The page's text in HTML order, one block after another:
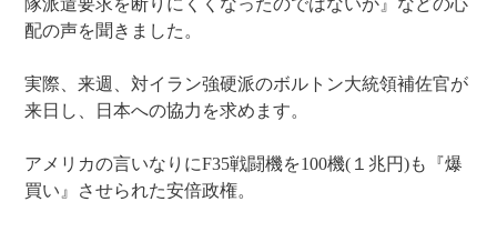
配の声を聞きました。
実際、来週、対イラン強硬派のボルトン大統領補佐官が
来日し、日本への協力を求めます。
アメリカの言いなりにF35戦闘機を100機(１兆円)も『爆
買い』させられた安倍政権。